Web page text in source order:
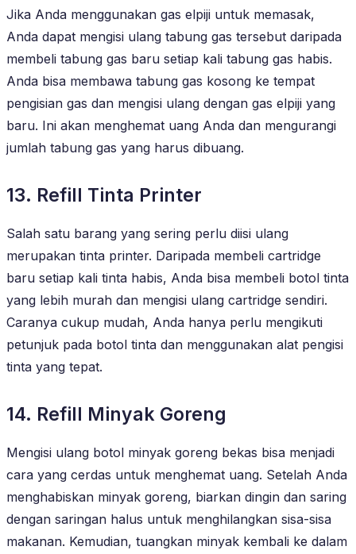
Jika Anda menggunakan gas elpiji untuk memasak,
Anda dapat mengisi ulang tabung gas tersebut daripada
membeli tabung gas baru setiap kali tabung gas habis.
Anda bisa membawa tabung gas kosong ke tempat
pengisian gas dan mengisi ulang dengan gas elpiji yang
baru. Ini akan menghemat uang Anda dan mengurangi
jumlah tabung gas yang harus dibuang.
13. Refill Tinta Printer
Salah satu barang yang sering perlu diisi ulang
merupakan tinta printer. Daripada membeli cartridge
baru setiap kali tinta habis, Anda bisa membeli botol tinta
yang lebih murah dan mengisi ulang cartridge sendiri.
Caranya cukup mudah, Anda hanya perlu mengikuti
petunjuk pada botol tinta dan menggunakan alat pengisi
tinta yang tepat.
14. Refill Minyak Goreng
Mengisi ulang botol minyak goreng bekas bisa menjadi
cara yang cerdas untuk menghemat uang. Setelah Anda
menghabiskan minyak goreng, biarkan dingin dan saring
dengan saringan halus untuk menghilangkan sisa-sisa
makanan. Kemudian, tuangkan minyak kembali ke dalam